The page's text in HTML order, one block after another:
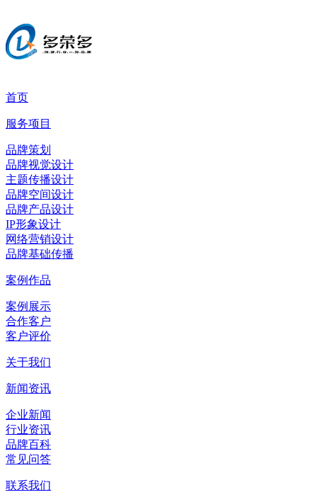
首页
服务项目
品牌策划
品牌视觉设计
主题传播设计
品牌空间设计
品牌产品设计
IP形象设计
网络营销设计
品牌基础传播
案例作品
案例展示
合作客户
客户评价
关于我们
新闻资讯
企业新闻
行业资讯
品牌百科
常见问答
联系我们